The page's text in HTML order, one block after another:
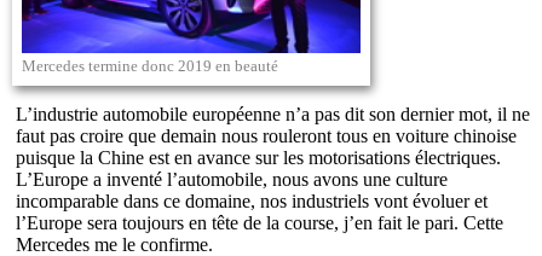
Mercedes termine donc 2019 en beauté
L’industrie automobile européenne n’a pas dit son dernier mot, il ne
faut pas croire que demain nous rouleront tous en voiture chinoise
puisque la Chine est en avance sur les motorisations électriques.
L’Europe a inventé l’automobile, nous avons une culture
incomparable dans ce domaine, nos industriels vont évoluer et
l’Europe sera toujours en tête de la course, j’en fait le pari. Cette
Mercedes me le confirme.